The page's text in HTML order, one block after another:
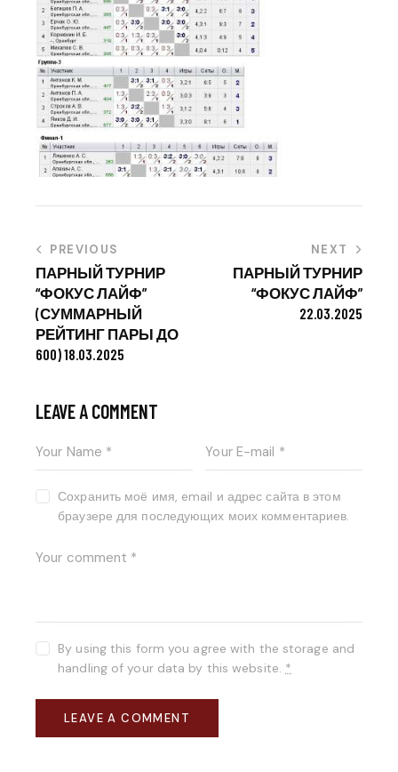
PREVIOUS
ПАРНЫЙ ТУРНИР
“ФОКУС ЛАЙФ”
(СУММАРНЫЙ
РЕЙТИНГ ПАРЫ ДО
600) 18.03.2025
NEXT
ПАРНЫЙ ТУРНИР
“ФОКУС ЛАЙФ”
22.03.2025
LEAVE A COMMENT
Сохранить моё имя, email и адрес сайта в этом
браузере для последующих моих комментариев.
By using this form you agree with the storage and
handling of your data by this website. *